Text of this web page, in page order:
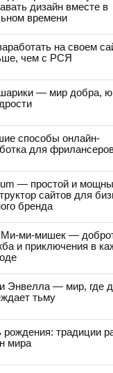
дизайн вместе в
времени
на своем
чем с РСЯ
— мир добра,
способы онлайн-
для
— простой и
сайтов для
бренда
ми-мишек —
и приключения в
Энвелла — мир, где
тьму
рождения: традиции
мира